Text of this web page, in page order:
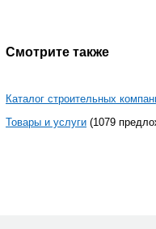
Смотрите также
Каталог строительных
Товары и услуги (1079